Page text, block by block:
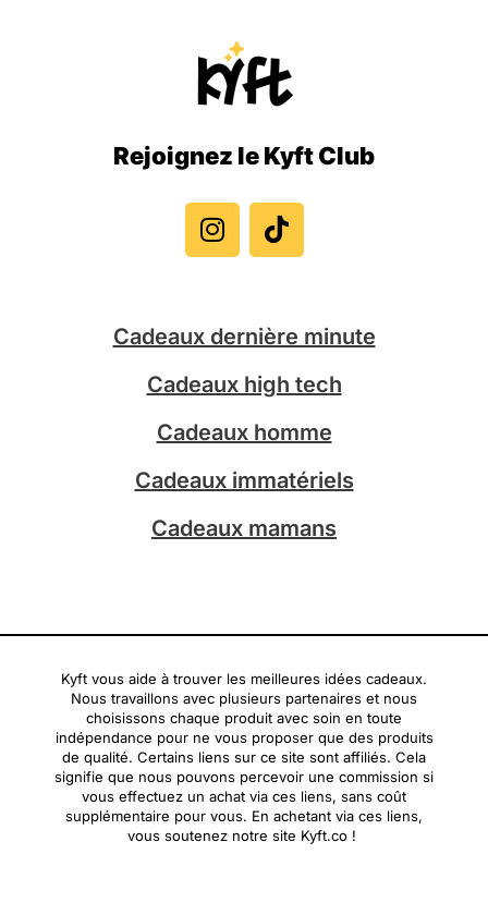
Rejoignez le Kyft Club
n
s
t
r
a
m
i
k
t
Cadeaux dernière minute
Cadeaux high tech
Cadeaux homme
Cadeaux immatériels
Cadeaux mamans
Kyft vous aide à trouver les meilleures idées cadeaux.
Nous travaillons avec plusieurs partenaires et nous
choisissons chaque produit avec soin en toute
indépendance pour ne vous proposer que des produits
de qualité. Certains liens sur ce site sont affiliés. Cela
signifie que nous pouvons percevoir une commission si
vous effectuez un achat via ces liens, sans coût
supplémentaire pour vous. En achetant via ces liens,
vous soutenez notre site Kyft.co !